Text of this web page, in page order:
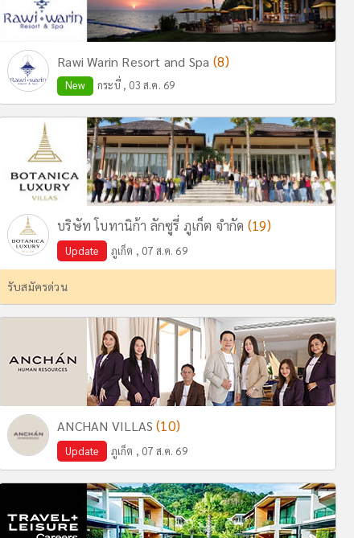
Rawi Warin Resort and Spa (8)
New กระบี่ , 03 ส.ค. 69
บริษัท โบทานิก้า ลักซูรี่ ภูเก็ต จำกัด (19)
Update ภูเก็ต , 07 ส.ค. 69
รับสมัครด่วน
ANCHAN VILLAS(10)
Update ภูเก็ต , 07 ส.ค. 69